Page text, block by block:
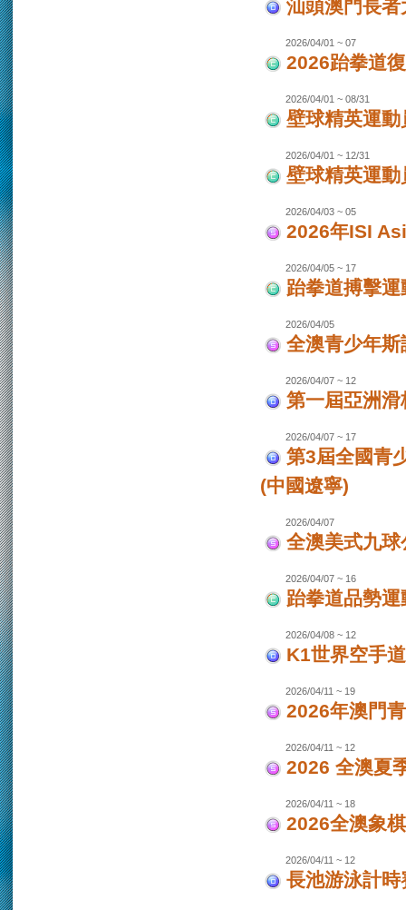
汕頭澳門長
2026/04/01 ~ 07
2026跆拳道
2026/04/01 ~ 08/31
壁球精英運
2026/04/01 ~ 12/31
壁球精英運
2026/04/03 ~ 05
2026年ISI
2026/04/05 ~ 17
跆拳道搏擊
2026/04/05
全澳青少年
2026/04/07 ~ 12
第一屆亞洲
2026/04/07 ~ 17
第3屆全國青
(中國遼寧)
2026/04/07
全澳美式九球
2026/04/07 ~ 16
跆拳道品勢
2026/04/08 ~ 12
K1世界空手
2026/04/11 ~ 19
2026年澳門
2026/04/11 ~ 12
2026 全澳夏
2026/04/11 ~ 18
2026全澳象
2026/04/11 ~ 12
長池游泳計